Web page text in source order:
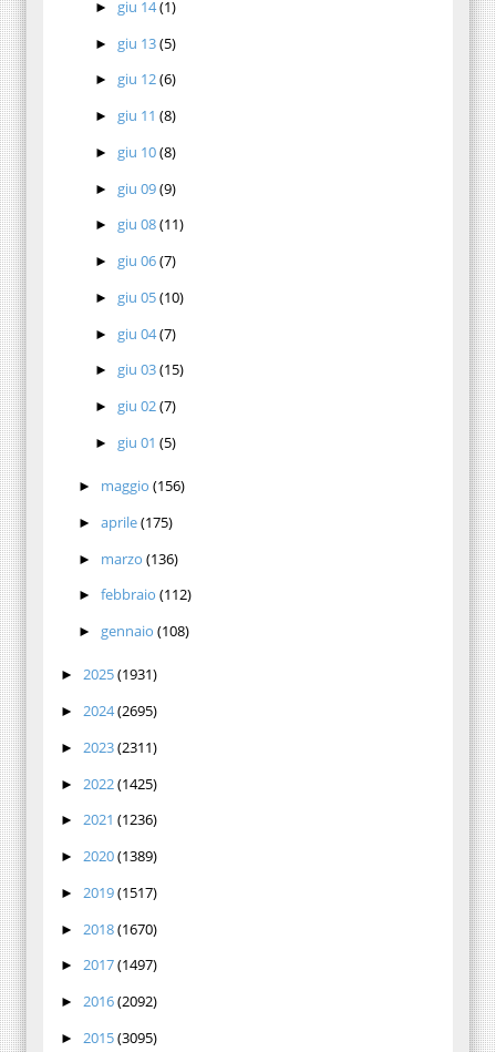
► giu 14(1)
► giu 13(5)
► giu 12(6)
► giu 11(8)
► giu 10(8)
► giu 09(9)
► giu 08(11)
► giu 06(7)
► giu 05(10)
► giu 04(7)
► giu 03(15)
► giu 02(7)
► giu 01(5)
► maggio (156)
► aprile(175)
► marzo (136)
► febbraio (112)
► gennaio (108)
► 2025(1931)
► 2024(2695)
► 2023(2311)
► 2022(1425)
► 2021 (1236)
► 2020(1389)
► 2019(1517)
► 2018(1670)
► 2017(1497)
► 2016(2092)
► 2015(3095)